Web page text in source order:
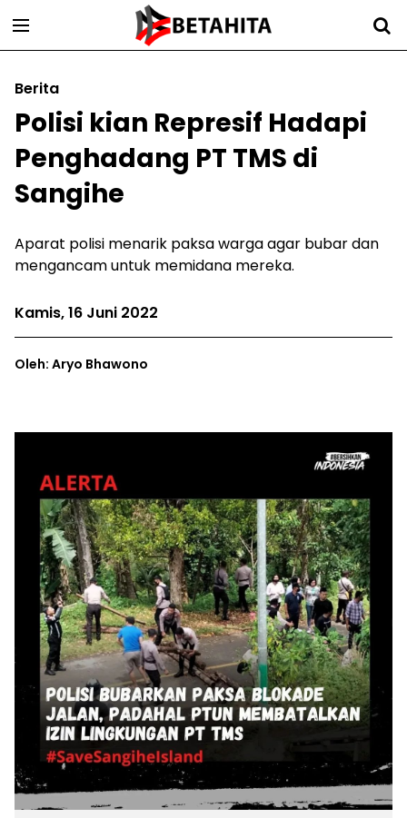
Berita
Polisi kian Represif Hadapi
Penghadang PT TMS di
Sangihe
Aparat polisi menarik paksa warga agar bubar dan
mengancam untuk memidana mereka.
Kamis, 16 Juni 2022
Oleh: Aryo Bhawono